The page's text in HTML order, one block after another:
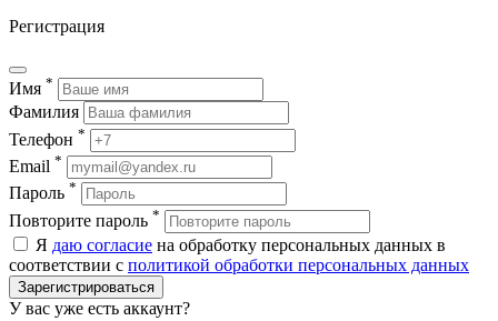
Регистрация
Имя *
Фамилия
Телефон *
Email *
Пароль *
Повторите пароль *
Я даю согласие на обработку персональных данных в
соответствии с политикой обработки персональных данных
Зарегистрироваться
У вас уже есть аккаунт?